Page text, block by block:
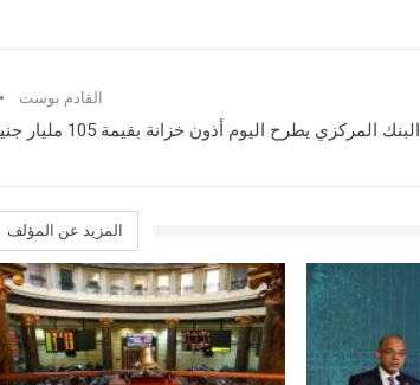
القادم بوست
البنك المركزي يطرح اليوم أذون خزانة بقيمة 105 مليار جنيه
المزيد عن المؤلف